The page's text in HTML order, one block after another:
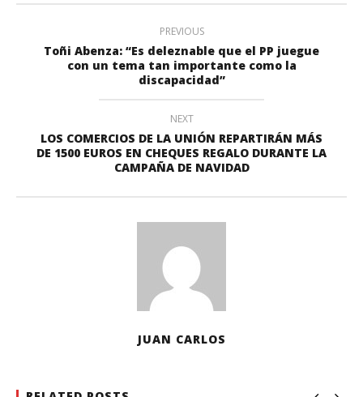
PREVIOUS
Toñi Abenza: “Es deleznable que el PP juegue
con un tema tan importante como la
discapacidad”
NEXT
LOS COMERCIOS DE LA UNIÓN REPARTIRÁN MÁS
DE 1500 EUROS EN CHEQUES REGALO DURANTE LA
CAMPAÑA DE NAVIDAD
JUAN CARLOS